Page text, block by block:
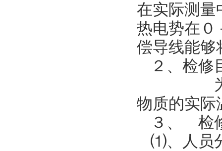
在实际测量
热电势在
偿导线能够
２、检修
为了使
物质的实际
３、 检
⑴、人员